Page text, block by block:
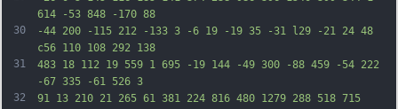
30
31
32
614 -53 848 -170 88
-44 200 -115 212 -133 3 -6 19 -19 35 -31 l29 -21 24 48
c56 110 108 292 138
483 18 112 19 559 1 695 -19 144 -49 300 -88 459 -54 222
-67 335 -61 526 3
91 13 210 21 265 61 381 224 816 480 1279 288 518 715